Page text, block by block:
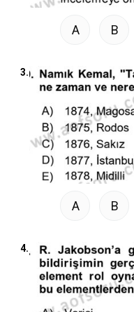
A B
3.
A B
4.